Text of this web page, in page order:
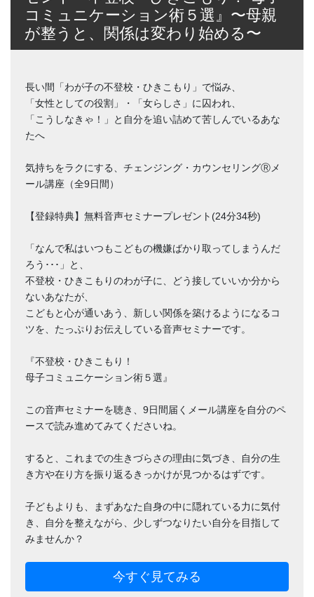
コミュニケーション術５選』〜母親
が整うと、関係は変わり始める〜
長い間「わが子の不登校・ひきこもり」で悩み、
「女性としての役割」・「女らしさ」に囚われ、
「こうしなきゃ！」と自分を追い詰めて苦しんでいるあな
たへ
気持ちをラクにする、チェンジング・カウンセリングⓇメ
ール講座（全9日間）
【登録特典】無料音声セミナープレゼント(24分34秒)
「なんで私はいつもこどもの機嫌ばかり取ってしまうんだ
ろう･･･」と、
不登校・ひきこもりのわが子に、どう接していいか分から
ないあなたが、
こどもと心が通いあう、新しい関係を築けるようになるコ
ツを、たっぷりお伝えしている音声セミナーです。
『不登校・ひきこもり！
母子コミュニケーション術５選』
この音声セミナーを聴き、9日間届くメール講座を自分のペ
ースで読み進めてみてくださいね。
すると、これまでの生きづらさの理由に気づき、自分の生
き方や在り方を振り返るきっかけが見つかるはずです。
子どもよりも、まずあなた自身の中に隠れている力に気付
き、自分を整えながら、少しずつなりたい自分を目指して
みませんか？
今すぐ見てみる